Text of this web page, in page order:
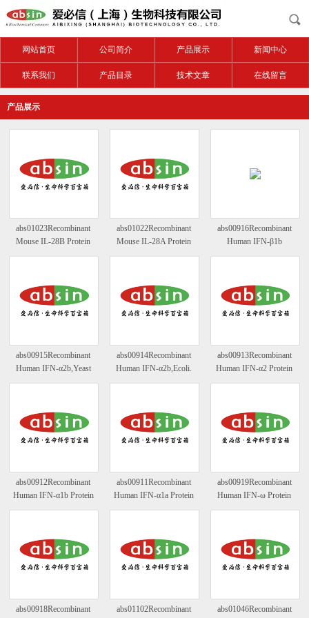
网站首页 公司简介 产品展示 新闻中心
联系我们 产品目录 技术文章 在线留言
产品展示
abs01023Recombinant
Mouse IL-28B Protein
abs01022Recombinant
Mouse IL-28A Protein
abs00916Recombinant
Human IFN-β1b
abs00915Recombinant
Human IFN-α2b,Yeast
abs00914Recombinant
Human IFN-α2b,Ecoli.
abs00913Recombinant
Human IFN-α2 Protein
abs00912Recombinant
Human IFN-α1b Protein
abs00911Recombinant
Human IFN-α1a Protein
abs00919Recombinant
Human IFN-ω Protein
abs00918Recombinant
abs01102Recombinant
abs01046Recombinant